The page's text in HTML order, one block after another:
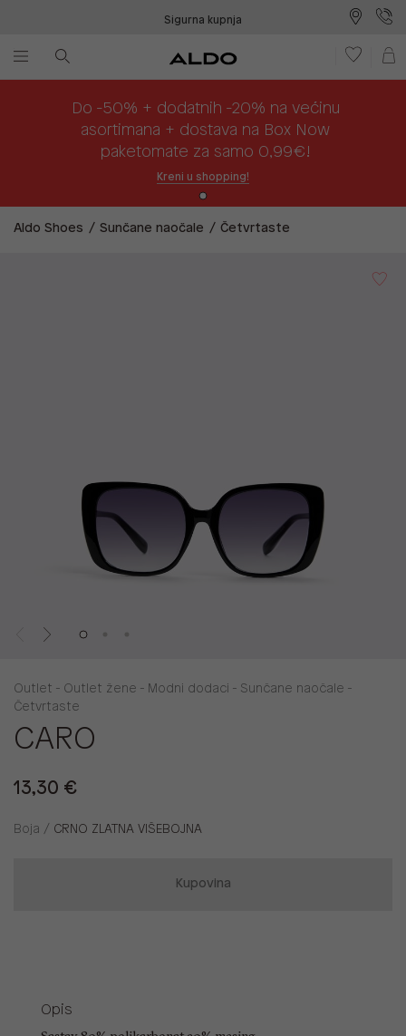
Sigurna kupnja
Do -50% + dodatnih -20% na većinu
asortimana + dostava na Box Now
paketomate za samo 0,99€!
Kreni u shopping!
Aldo Shoes Sunčane naočale Četvrtaste
Outlet - Outlet žene - Modni dodaci - Sunčane naočale -
Četvrtaste
CARO
13,30 €
Boja / CRNO ZLATNA VIŠEBOJNA
Kupovina
Opis